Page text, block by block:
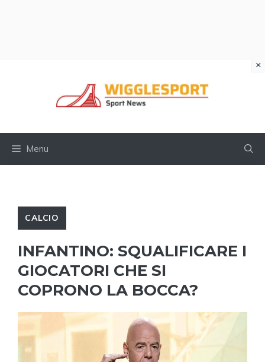
Menu
CALCIO
INFANTINO: SQUALIFICARE I
GIOCATORI CHE SI
COPRONO LA BOCCA?
×